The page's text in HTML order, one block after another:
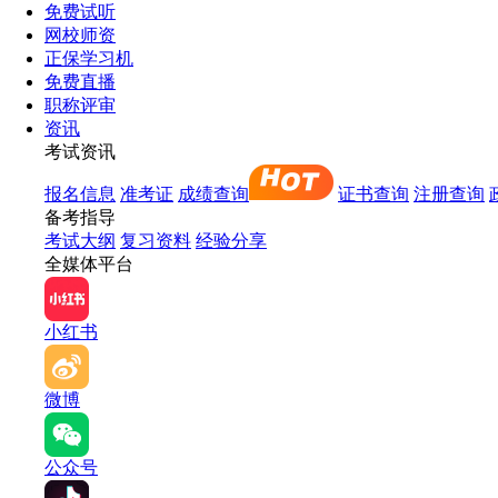
免费试听
网校师资
正保学习机
免费直播
职称评审
资讯
考试资讯
报名信息 准考证 成绩查询 证书查询 注册查询
备考指导
考试大纲 复习资料 经验分享
全媒体平台
小红书
微博
公众号